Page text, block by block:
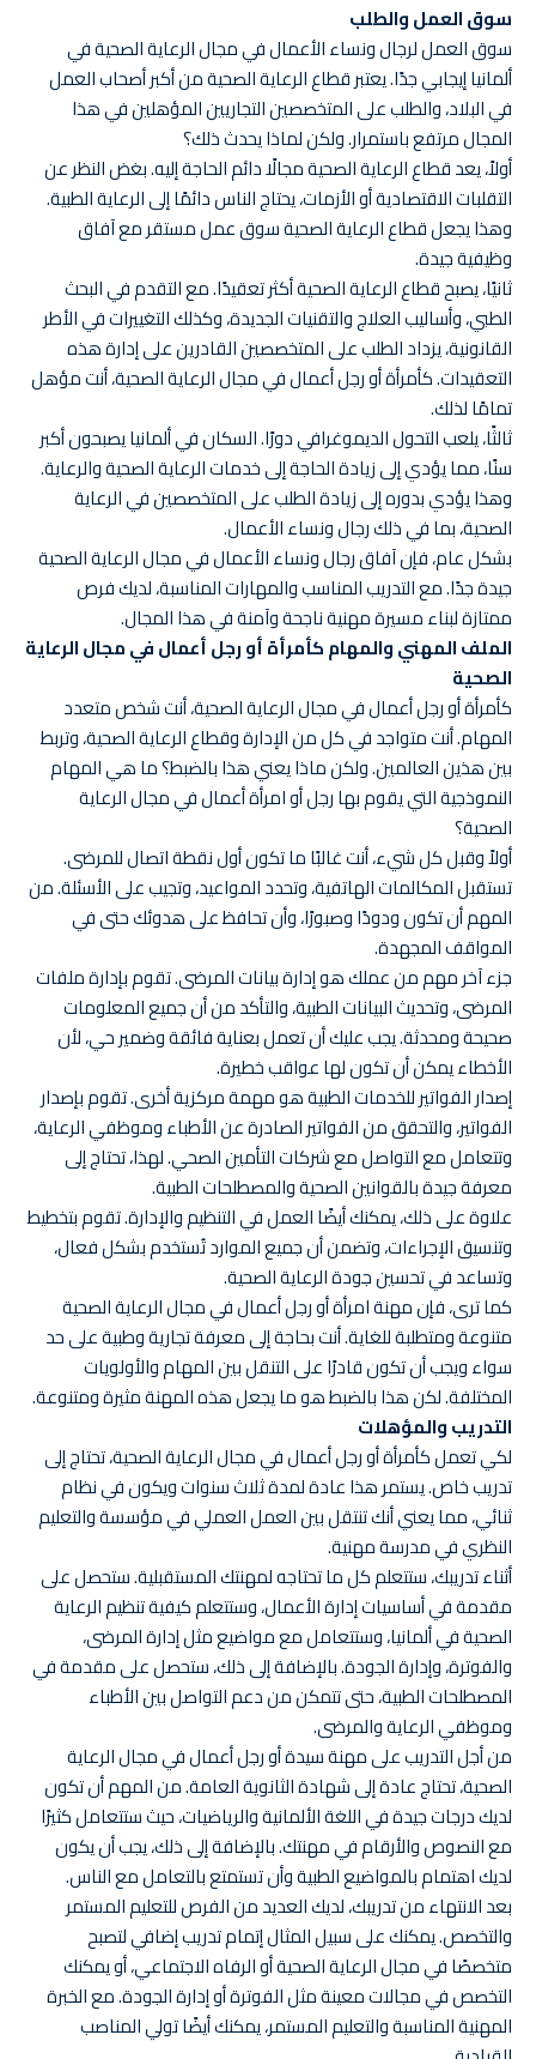
سوق العمل والطلب
سوق العمل لرجال ونساء الأعمال في مجال الرعاية الصحية في
ألمانيا إيجابي جدًا. يعتبر قطاع الرعاية الصحية من أكبر أصحاب العمل
في البلاد، والطلب على المتخصصين التجاريين المؤهلين في هذا
المجال مرتفع باستمرار. ولكن لماذا يحدث ذلك؟
أولاً، يعد قطاع الرعاية الصحية مجالًا دائم الحاجة إليه. بغض النظر عن
التقلبات الاقتصادية أو الأزمات، يحتاج الناس دائمًا إلى الرعاية الطبية.
وهذا يجعل قطاع الرعاية الصحية سوق عمل مستقر مع آفاق
وظيفية جيدة.
ثانيًا، يصبح قطاع الرعاية الصحية أكثر تعقيدًا. مع التقدم في البحث
الطبي، وأساليب العلاج والتقنيات الجديدة، وكذلك التغييرات في الأطر
القانونية، يزداد الطلب على المتخصصين القادرين على إدارة هذه
التعقيدات. كأمرأة أو رجل أعمال في مجال الرعاية الصحية، أنت مؤهل
تمامًا لذلك.
ثالثًا، يلعب التحول الديموغرافي دورًا. السكان في ألمانيا يصبحون أكبر
سنًا، مما يؤدي إلى زيادة الحاجة إلى خدمات الرعاية الصحية والرعاية.
وهذا يؤدي بدوره إلى زيادة الطلب على المتخصصين في الرعاية
الصحية، بما في ذلك رجال ونساء الأعمال.
بشكل عام، فإن آفاق رجال ونساء الأعمال في مجال الرعاية الصحية
جيدة جدًا. مع التدريب المناسب والمهارات المناسبة، لديك فرص
ممتازة لبناء مسيرة مهنية ناجحة وآمنة في هذا المجال.
الملف المهني والمهام كأمرأة أو رجل أعمال في مجال الرعاية
الصحية
كأمرأة أو رجل أعمال في مجال الرعاية الصحية، أنت شخص متعدد
المهام. أنت متواجد في كل من الإدارة وقطاع الرعاية الصحية، وتربط
بين هذين العالمين. ولكن ماذا يعني هذا بالضبط؟ ما هي المهام
النموذجية التي يقوم بها رجل أو امرأة أعمال في مجال الرعاية
الصحية؟
أولاً وقبل كل شيء، أنت غالبًا ما تكون أول نقطة اتصال للمرضى.
تستقبل المكالمات الهاتفية، وتحدد المواعيد، وتجيب على الأسئلة. من
المهم أن تكون ودودًا وصبورًا، وأن تحافظ على هدوئك حتى في
المواقف المجهدة.
جزء آخر مهم من عملك هو إدارة بيانات المرضى. تقوم بإدارة ملفات
المرضى، وتحديث البيانات الطبية، والتأكد من أن جميع المعلومات
صحيحة ومحدثة. يجب عليك أن تعمل بعناية فائقة وضمير حي، لأن
الأخطاء يمكن أن تكون لها عواقب خطيرة.
إصدار الفواتير للخدمات الطبية هو مهمة مركزية أخرى. تقوم بإصدار
الفواتير، والتحقق من الفواتير الصادرة عن الأطباء وموظفي الرعاية،
وتتعامل مع التواصل مع شركات التأمين الصحي. لهذا، تحتاج إلى
معرفة جيدة بالقوانين الصحية والمصطلحات الطبية.
علاوة على ذلك، يمكنك أيضًا العمل في التنظيم والإدارة. تقوم بتخطيط
وتنسيق الإجراءات، وتضمن أن جميع الموارد تُستخدم بشكل فعال،
وتساعد في تحسين جودة الرعاية الصحية.
كما ترى، فإن مهنة امرأة أو رجل أعمال في مجال الرعاية الصحية
متنوعة ومتطلبة للغاية. أنت بحاجة إلى معرفة تجارية وطبية على حد
سواء ويجب أن تكون قادرًا على التنقل بين المهام والأولويات
المختلفة. لكن هذا بالضبط هو ما يجعل هذه المهنة مثيرة ومتنوعة.
التدريب والمؤهلات
لكي تعمل كأمرأة أو رجل أعمال في مجال الرعاية الصحية، تحتاج إلى
تدريب خاص. يستمر هذا عادة لمدة ثلاث سنوات ويكون في نظام
ثنائي، مما يعني أنك تنتقل بين العمل العملي في مؤسسة والتعليم
النظري في مدرسة مهنية.
أثناء تدريبك، ستتعلم كل ما تحتاجه لمهنتك المستقبلية. ستحصل على
مقدمة في أساسيات إدارة الأعمال، وستتعلم كيفية تنظيم الرعاية
الصحية في ألمانيا، وستتعامل مع مواضيع مثل إدارة المرضى،
والفوترة، وإدارة الجودة. بالإضافة إلى ذلك، ستحصل على مقدمة في
المصطلحات الطبية، حتى تتمكن من دعم التواصل بين الأطباء
وموظفي الرعاية والمرضى.
من أجل التدريب على مهنة سيدة أو رجل أعمال في مجال الرعاية
الصحية، تحتاج عادة إلى شهادة الثانوية العامة. من المهم أن تكون
لديك درجات جيدة في اللغة الألمانية والرياضيات، حيث ستتعامل كثيرًا
مع النصوص والأرقام في مهنتك. بالإضافة إلى ذلك، يجب أن يكون
لديك اهتمام بالمواضيع الطبية وأن تستمتع بالتعامل مع الناس.
بعد الانتهاء من تدريبك، لديك العديد من الفرص للتعليم المستمر
والتخصص. يمكنك على سبيل المثال إتمام تدريب إضافي لتصبح
متخصصًا في مجال الرعاية الصحية أو الرفاه الاجتماعي، أو يمكنك
التخصص في مجالات معينة مثل الفوترة أو إدارة الجودة. مع الخبرة
المهنية المناسبة والتعليم المستمر، يمكنك أيضًا تولي المناصب